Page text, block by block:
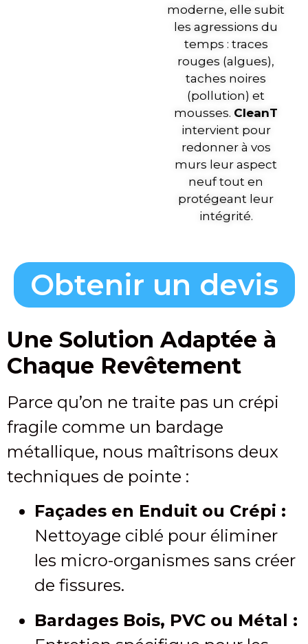
moderne, elle subit
les agressions du
temps : traces
rouges (algues),
taches noires
(pollution) et
mousses. CleanT
intervient pour
redonner à vos
murs leur aspect
neuf tout en
protégeant leur
intégrité.
Obtenir un devis
Une Solution Adaptée à
Chaque Revêtement
Parce qu’on ne traite pas un crépi
fragile comme un bardage
métallique, nous maîtrisons deux
techniques de pointe :
Façades en Enduit ou Crépi :
Nettoyage ciblé pour éliminer
les micro-organismes sans créer
de fissures.
Bardages Bois, PVC ou Métal :